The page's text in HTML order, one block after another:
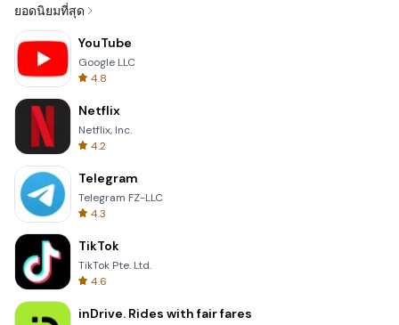
ยอดนิยมที่สุด
YouTube
Google LLC
4.8
Netflix
Netflix, Inc.
4.2
Telegram
Telegram FZ-LLC
4.3
TikTok
TikTok Pte. Ltd.
4.6
inDrive. Rides with fair fares